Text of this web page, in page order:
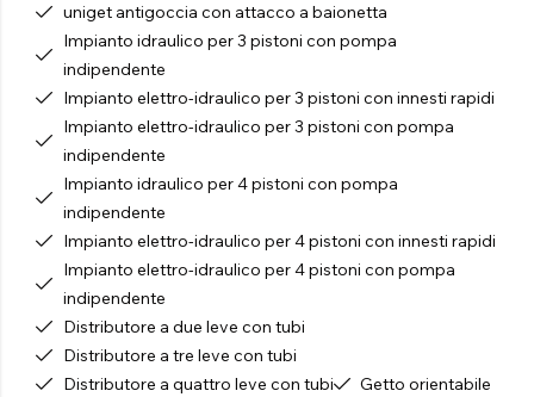
uniget antigoccia con attacco a baionetta
Impianto idraulico per 3 pistoni con pompa
indipendente
Impianto elettro-idraulico per 3 pistoni con innesti rapidi
Impianto elettro-idraulico per 3 pistoni con pompa
indipendente
Impianto idraulico per 4 pistoni con pompa
indipendente
Impianto elettro-idraulico per 4 pistoni con innesti rapidi
Impianto elettro-idraulico per 4 pistoni con pompa
indipendente
Distributore a due leve con tubi
Distributore a tre leve con tubi
Distributore a quattro leve con tubi
Getto orientabile